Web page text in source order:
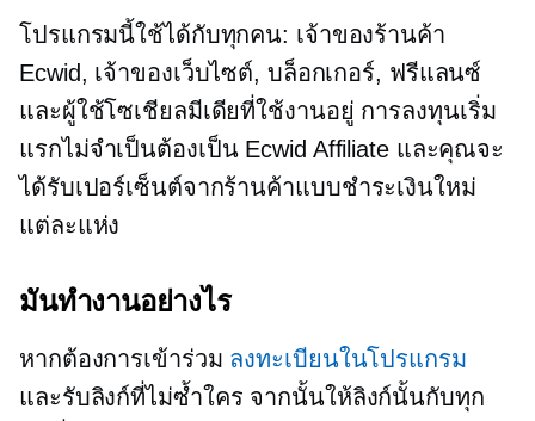
โปรแกรมนี้ใช้ได้กับทุกคน: เจ้าของร้านค้า
Ecwid, เจ้าของเว็บไซต์, บล็อกเกอร์, ฟรีแลนซ์
และผู้ใช้โซเชียลมีเดียที่ใช้งานอยู่ การลงทุนเริ่ม
แรกไม่จำเป็นต้องเป็น Ecwid Affiliate และคุณจะ
ได้รับเปอร์เซ็นต์จากร้านค้าแบบชำระเงินใหม่
แต่ละแห่ง
มันทำงานอย่างไร
หากต้องการเข้าร่วม ลงทะเบียนในโปรแกรม
และรับลิงก์ที่ไม่ซ้ำใคร จากนั้นให้ลิงก์นั้นกับทุก